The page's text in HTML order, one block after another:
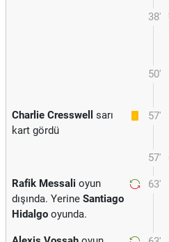
38'
50'
57'
Charlie Cresswell
sarı
kart gördü
57'
63'
Rafik Messali oyun
dışında. Yerine Santiago
Hidalgo oyunda.